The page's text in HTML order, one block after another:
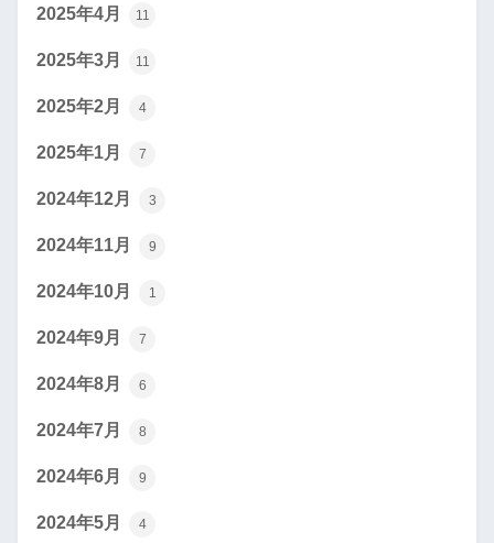
2025年4月 11
2025年3月 11
2025年2月 4
2025年1月 7
2024年12月 3
2024年11月 9
2024年10月 1
2024年9月 7
2024年8月 6
2024年7月 8
2024年6月 9
2024年5月 4